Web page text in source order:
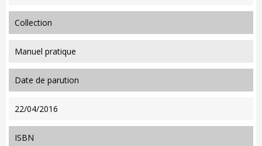
collection
Manuel pratique
date de parution
22/04/2016
ISBN